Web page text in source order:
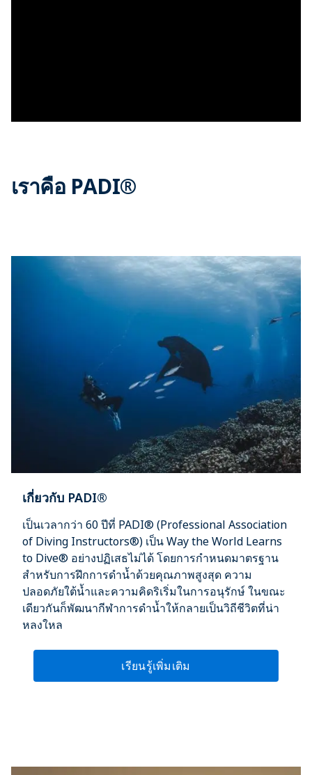
เราคือ PADI®
เกี่ยวกับ PADI®
เป็นเวลากว่า 60 ปีที่ PADI® (Professional Association
of Diving Instructors®) เป็น Way the World Learns
to Dive® อย่างปฏิเสธไม่ได้ โดยการกำหนดมาตรฐาน
สำหรับการฝึกการดำน้ำด้วยคุณภาพสูงสุด ความ
ปลอดภัยใต้น้ำและความคิดริเริ่มในการอนุรักษ์ ในขณะ
เดียวกันก็พัฒนากีฬาการดำน้ำให้กลายเป็นวิถีชีวิตที่น่า
หลงใหล
เรียนรู้เพิ่มเติม